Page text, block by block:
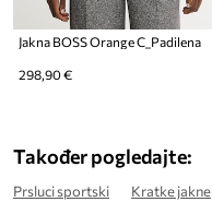
Jakna BOSS Orange C_Padilena
298,90 €
Također pogledajte:
Prsluci sportski Kratke jakne